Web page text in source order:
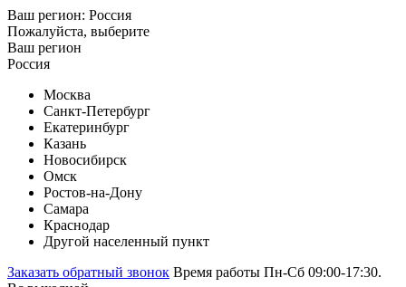
Ваш регион: Россия
Пожалуйста, выберите
Ваш регион
Россия
Москва
Санкт-Петербург
Екатеринбург
Казань
Новосибирск
Омск
Ростов-на-Дону
Самара
Краснодар
Другой населенный пункт
Заказать обратный звонок Время работы Пн-Сб 09:00-17:30.